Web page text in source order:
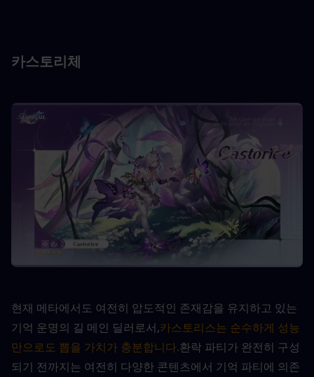
카스토리체
현재 메타에서도 여전히 압도적인 존재감을 유지하고 있는
기억 운명의 길 메인 딜러로서,카스토리스는 순수하게 성능
만으로도 뽑을 가치가 충분합니다.환락 파티가 완전히 구성
되기 전까지는 여전히 다양한 콘텐츠에서 기억 파티에 의존